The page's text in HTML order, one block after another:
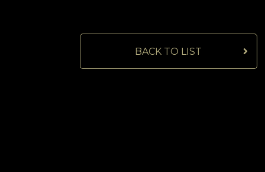
BACK TO LIST